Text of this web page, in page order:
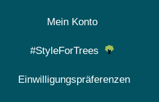
Mein Konto
#StyleForTrees
Einwilligungspräferenzen